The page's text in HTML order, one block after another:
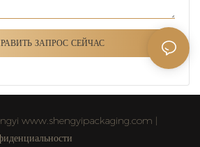
ЗАПРОС СЕЙЧАС
www.shengyipackaging.com |